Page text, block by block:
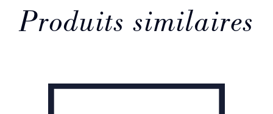
du
continent.
Présenté
Commerce
Produits similaires